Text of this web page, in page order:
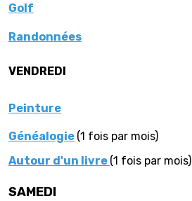
Golf
Randonnées
VENDREDI
Peinture
Généalogie (1 fois par mois)
Autour d'un livre (1 fois par mois)
SAMEDI